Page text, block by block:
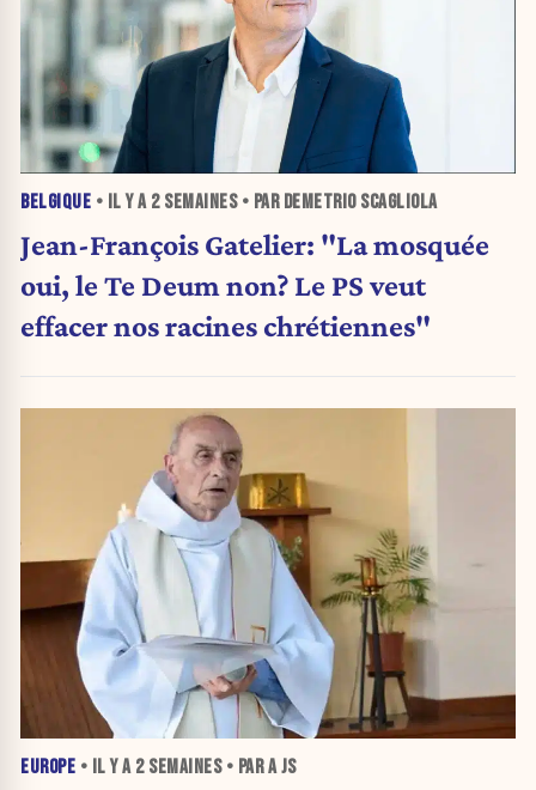
BELGIQUE • IL Y A 2 SEMAINES• PAR DEMETRIO SCAGLIOLA
Jean-François Gatelier: "La mosquée
oui, le Te Deum non? Le PS veut
effacer nos racines chrétiennes"
EUROPE • IL Y A 2 SEMAINES• PAR A JS